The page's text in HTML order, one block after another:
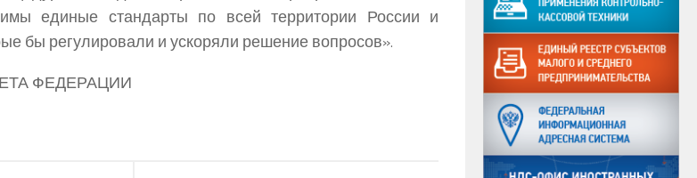
единые стандарты по всей территории России и
бы регулировали и ускоряли решение вопросов».
ФЕДЕРАЦИИ